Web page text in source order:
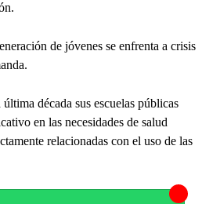
de jóvenes se enfrenta a crisis
década sus escuelas públicas
en las necesidades de salud
relacionadas con el uso de las